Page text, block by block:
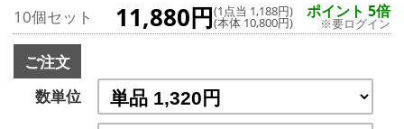
10個セット 11,880円(1点当 1,188円)
(本体 10,800円)
ポイント 5倍
※要ログイン
ご注文
数単位